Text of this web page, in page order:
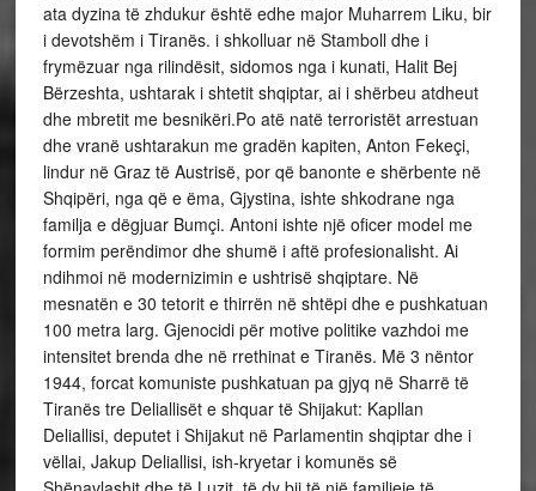
ata dyzina të zhdukur është edhe major Muharrem Liku, bir
i devotshëm i Tiranës. i shkolluar në Stamboll dhe i
frymëzuar nga rilindësit, sidomos nga i kunati, Halit Bej
Bërzeshta, ushtarak i shtetit shqiptar, ai i shërbeu atdheut
dhe mbretit me besnikëri.Po atë natë terroristët arrestuan
dhe vranë ushtarakun me gradën kapiten, Anton Fekeçi,
lindur në Graz të Austrisë, por që banonte e shërbente në
Shqipëri, nga që e ëma, Gjystina, ishte shkodrane nga
familja e dëgjuar Bumçi. Antoni ishte një oficer model me
formim perëndimor dhe shumë i aftë profesionalisht. Ai
ndihmoi në modernizimin e ushtrisë shqiptare. Në
mesnatën e 30 tetorit e thirrën në shtëpi dhe e pushkatuan
100 metra larg. Gjenocidi për motive politike vazhdoi me
intensitet brenda dhe në rrethinat e Tiranës. Më 3 nëntor
1944, forcat komuniste pushkatuan pa gjyq në Sharrë të
Tiranës tre Deliallisët e shquar të Shijakut: Kapllan
Deliallisi, deputet i Shijakut në Parlamentin shqiptar dhe i
vëllai, Jakup Deliallisi, ish-kryetar i komunës së